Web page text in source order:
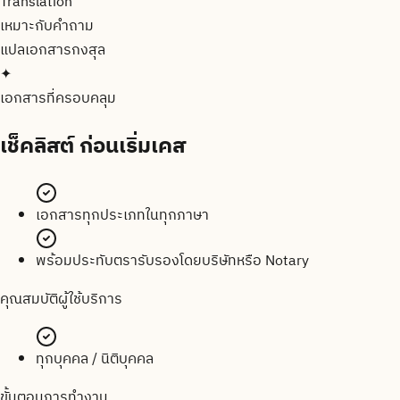
เหมาะกับคำถาม
แปลเอกสารกงสุล
✦
เอกสารที่ครอบคลุม
เช็คลิสต์ก่อนเริ่มเคส
เอกสารทุกประเภทในทุกภาษา
พร้อมประทับตรารับรองโดยบริษัทหรือ Notary
คุณสมบัติผู้ใช้บริการ
ทุกบุคคล / นิติบุคคล